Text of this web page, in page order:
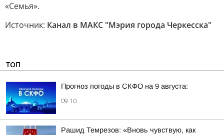
«Семья».
Источник: Канал в МАКС "Мэрия города Черкесска"
ТОП
Прогноз погоды в СКФО на 9 августа:
09:10
Рашид Темрезов: «Вновь чувствую, как